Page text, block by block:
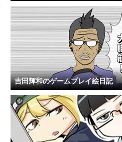
吉田輝和のゲームプレイ絵日記